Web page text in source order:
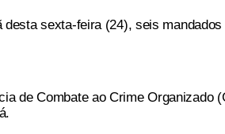
sexta-feira (24), seis
de Combate ao Crime Organizado